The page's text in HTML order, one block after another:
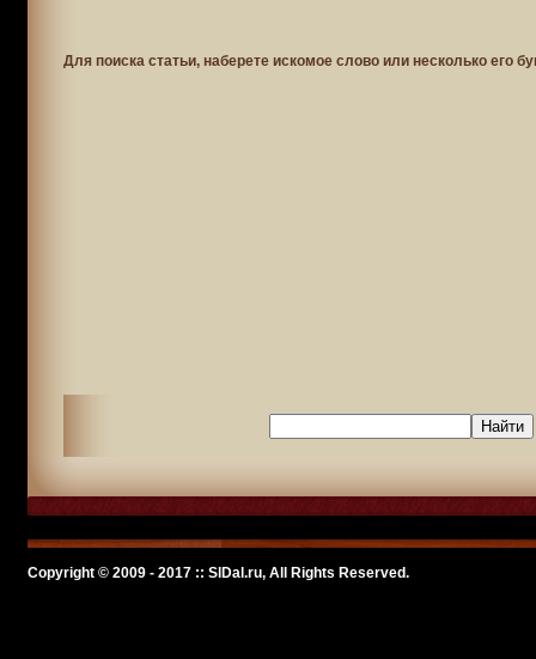
Для поиска статьи, наберете искомое слово или несколько его
Copyright © 2009 - 2017 :: SlDal.ru, All Rights Reserved.